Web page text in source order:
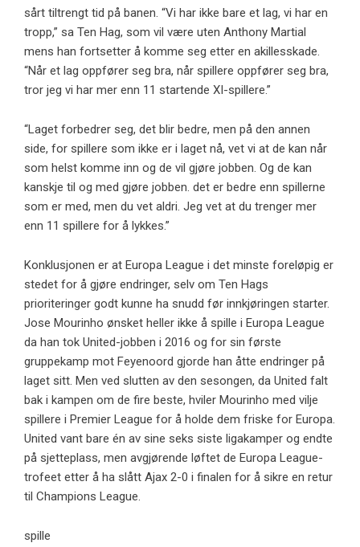
sårt tiltrengt tid på banen. “Vi har ikke bare et lag, vi har en
tropp,” sa Ten Hag, som vil være uten Anthony Martial
mens han fortsetter å komme seg etter en akillesskade.
“Når et lag oppfører seg bra, når spillere oppfører seg bra,
tror jeg vi har mer enn 11 startende XI-spillere.”
“Laget forbedrer seg, det blir bedre, men på den annen
side, for spillere som ikke er i laget nå, vet vi at de kan når
som helst komme inn og de vil gjøre jobben. Og de kan
kanskje til og med gjøre jobben. det er bedre enn spillerne
som er med, men du vet aldri. Jeg vet at du trenger mer
enn 11 spillere for å lykkes.”
Konklusjonen er at Europa League i det minste foreløpig er
stedet for å gjøre endringer, selv om Ten Hags
prioriteringer godt kunne ha snudd før innkjøringen starter.
Jose Mourinho ønsket heller ikke å spille i Europa League
da han tok United-jobben i 2016 og for sin første
gruppekamp mot Feyenoord gjorde han åtte endringer på
laget sitt. Men ved slutten av den sesongen, da United falt
bak i kampen om de fire beste, hviler Mourinho med vilje
spillere i Premier League for å holde dem friske for Europa.
United vant bare én av sine seks siste ligakamper og endte
på sjetteplass, men avgjørende løftet de Europa League-
trofeet etter å ha slått Ajax 2-0 i finalen for å sikre en retur
til Champions League.
spille